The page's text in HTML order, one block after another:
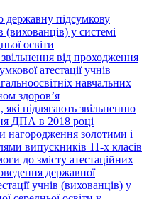
підсумкову
(вихованців) у системі
освіти
від проходження
атестації учнів
навчальних
здоров’я
які підлягають звільненню
ДПА в 2018 році
нагородження золотими і
випускників 11-х класів
до змісту атестаційних
державної
учнів (вихованців) у